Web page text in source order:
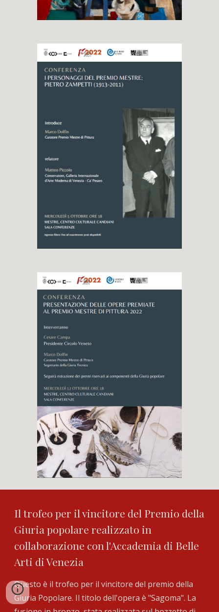
Il trofeo per il vincitore del Premio della
Giuria popolare realizzato in
collaborazione con l'Accademia di Belle
Arti di Venezia
Questo è il trofeo per il vincitore del premio della
Giuria Popolare. Il titolo dell'opera è "Sagoma". La